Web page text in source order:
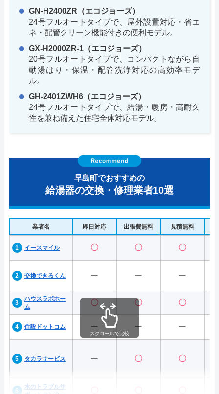
GN-H2400ZR（エコジョーズ）
24号フルオートタイプで、屋外設置対応・省エ
ネ・配管クリーン機能付きの便利モデル。
GX-H2000ZR-1（エコジョーズ）
20号フルオートタイプで、コンパクトながら自
動湯はり・保温・配管洗浄対応の高効率モデ
ル。
GH-2401ZWH6（エコジョーズ）
24号フルオートタイプで、給湯・暖房・高耐久
性を兼ね備えた住宅全体対応モデル。
早島町でおすすめの
給湯器の交換・修理業者10選
業者名 即日対応 出張費無料 見積無料
イースマイル 〇 〇 〇
交換できるくん ー ー ー
ハウスラボホー
ム
〇 〇 〇
住設ドットコム ー ー ー
タカラサービス ー 〇 〇
水のトラブルサ
スクロールで比較